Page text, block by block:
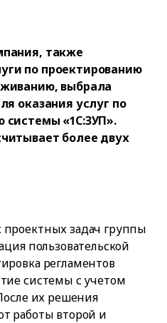
также
по проектированию
выбрала
оказания услуг по
системы «1С:ЗУП».
более двух
задач группы
пользовательской
регламентов
системы с учетом
их решения
работы второй и